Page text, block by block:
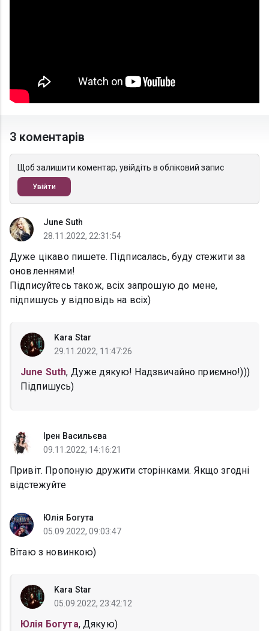
3 коментарів
Щоб залишити коментар, увійдіть в обліковий запис
Увійти
June Suth
28.11.2022, 22:31:54
Дуже цікаво пишете. Підписалась, буду стежити за
оновленнями!
Підписуйтесь також, всіх запрошую до мене,
підпишусь у відповідь на всіх)
Kara Star
29.11.2022, 11:47:26
June Suth, Дуже дякую! Надзвичайно приємно!)))
Підпишусь)
Ірен Васильєва
09.11.2022, 14:16:21
Привіт. Пропоную дружити сторінками. Якщо згодні
відстежуйте
Юлія Богута
05.09.2022, 09:03:47
Вітаю з новинкою)
Kara Star
05.09.2022, 23:42:12
Юлія Богута, Дякую)